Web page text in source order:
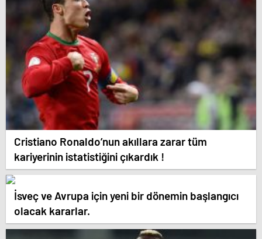
Cristiano Ronaldo’nun akıllara zarar tüm
kariyerinin istatistiğini çıkardık !
İsveç ve Avrupa için yeni bir dönemin başlangıcı
olacak kararlar.